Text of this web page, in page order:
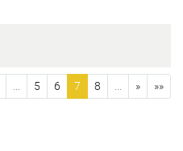
5 6 7 8 » »»